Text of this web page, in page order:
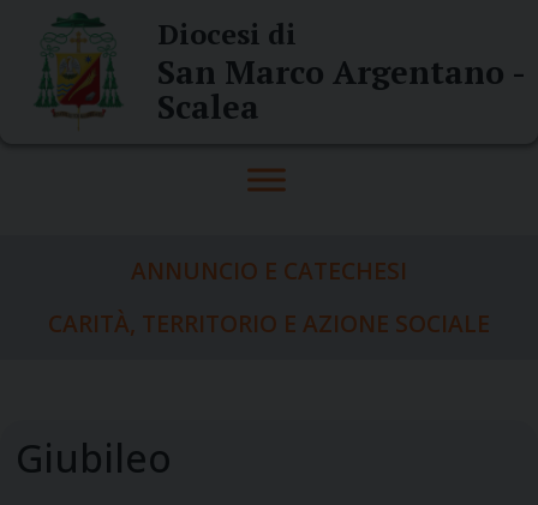
content
Diocesi di
San Marco Argentano -
Scalea
ANNUNCIO E CATECHESI
CARITÀ, TERRITORIO E AZIONE SOCIALE